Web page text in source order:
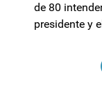
de 80
presidente y